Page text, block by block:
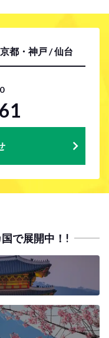
都・神戸 / 仙台
で展開中！!